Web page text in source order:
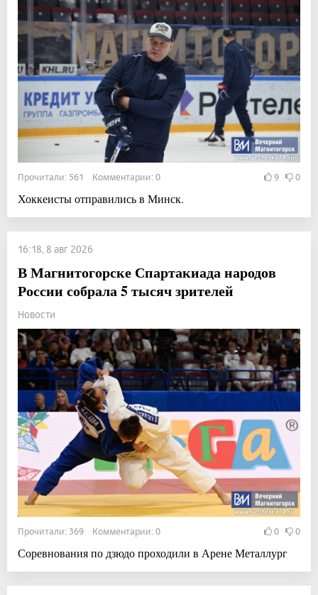
Прочитали: 561 Комментарии: 0 9 0
Хоккеисты отправились в Минск.
16:18, 8 авг 2026
В Магнитогорске Спартакиада народов
России собрала 5 тысяч зрителей
Новости
Прочитали: 369 Комментарии: 0 0 0
Соревнования по дзюдо проходили в Арене Металлург